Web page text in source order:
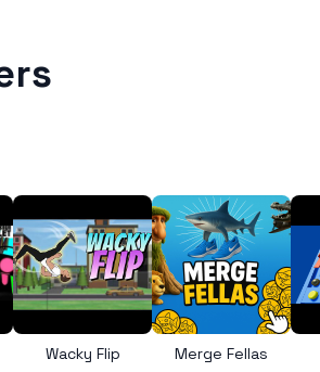
Wacky Flip Merge Fellas